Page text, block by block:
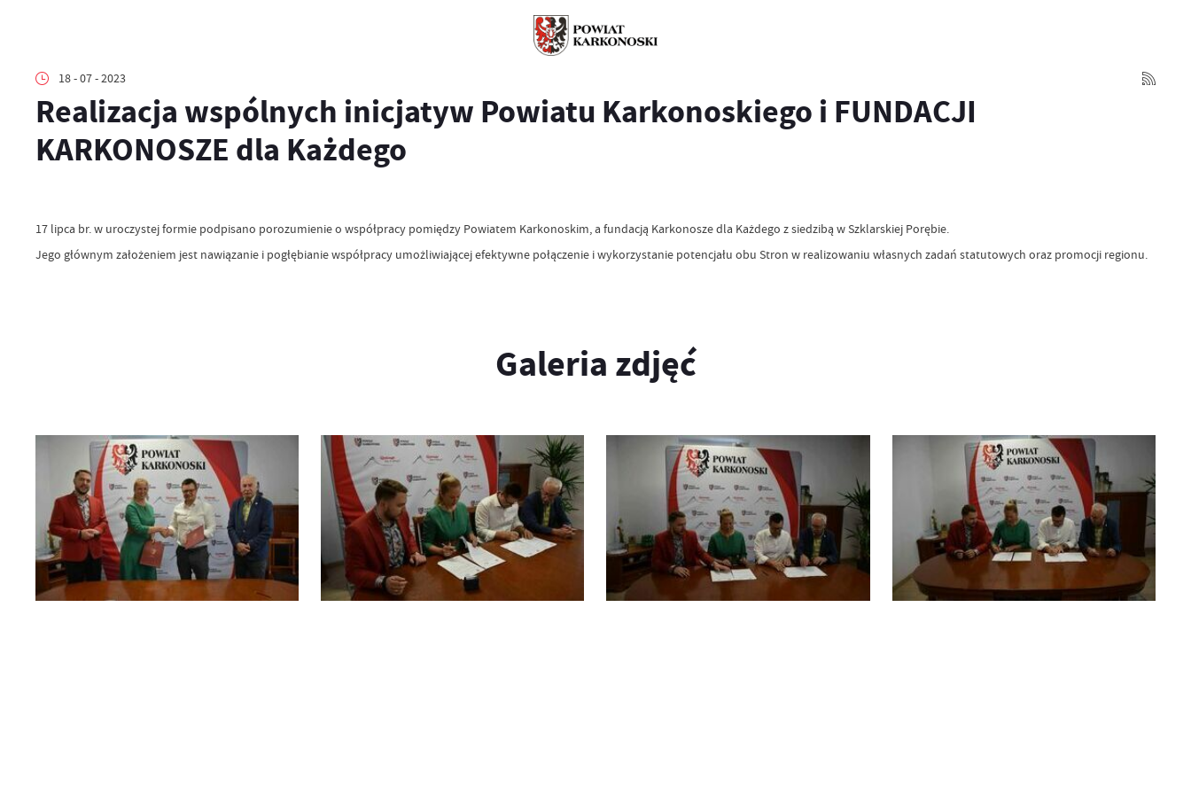
18 - 07 - 2023
Realizacja wspólnych inicjatyw Powiatu Karkonoskiego i FUNDACJI
KARKONOSZE dla Każdego
17 lipca br. w uroczystej formie podpisano porozumienie o współpracy pomiędzy Powiatem Karkonoskim, a fundacją Karkonosze dla Każdego z siedzibą w Szklarskiej Porębie.
Jego głównym założeniem jest nawiązanie i pogłębianie współpracy umożliwiającej efektywne połączenie i wykorzystanie potencjału obu Stron w realizowaniu własnych zadań statutowych oraz promocji regionu.
Galeria zdjęć